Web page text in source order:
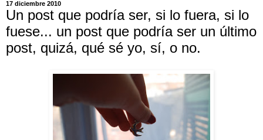
17 diciembre 2010
Un post que podría ser, si lo fuera, si lo
fuese... un post que podría ser un último
post, quizá, qué sé yo, sí, o no.